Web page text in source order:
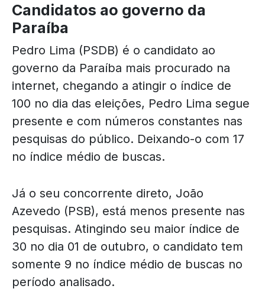
Candidatos ao governo da
Paraíba
Pedro Lima (PSDB) é o candidato ao
governo da Paraíba mais procurado na
internet, chegando a atingir o índice de
100 no dia das eleições, Pedro Lima segue
presente e com números constantes nas
pesquisas do público. Deixando-o com 17
no índice médio de buscas.
Já o seu concorrente direto, João
Azevedo (PSB), está menos presente nas
pesquisas. Atingindo seu maior índice de
30 no dia 01 de outubro, o candidato tem
somente 9 no índice médio de buscas no
período analisado.